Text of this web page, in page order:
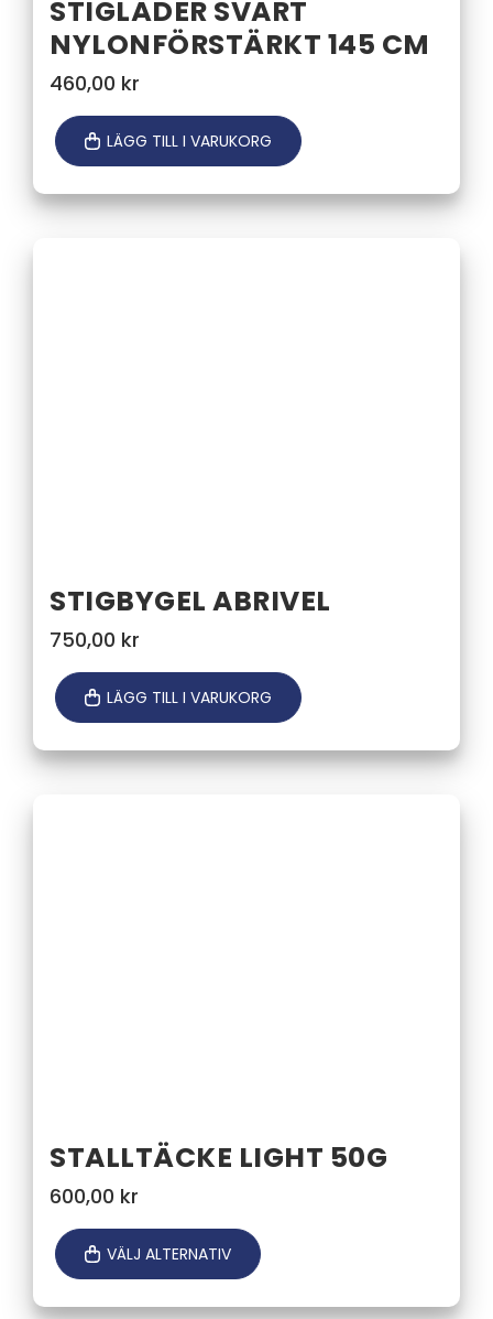
STIGLÄDER SVART
NYLONFÖRSTÄRKT 145 CM
460,00 kr
LÄGG TILL I VARUKORG
STIGBYGEL ABRIVEL
750,00 kr
LÄGG TILL I VARUKORG
STALLTÄCKE LIGHT 50G
600,00 kr
VÄLJ ALTERNATIV